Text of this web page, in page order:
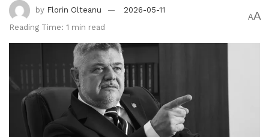
by Florin Olteanu
2026-05-11
Reading Time: 1 min read
AA